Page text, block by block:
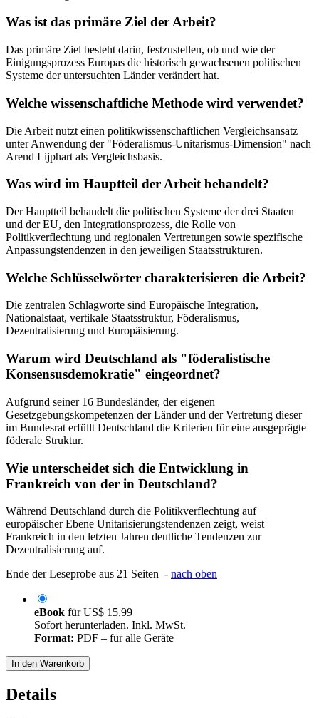
Was ist das primäre Ziel der Arbeit?
Das primäre Ziel besteht darin, festzustellen, ob und wie der
Einigungsprozess Europas die historisch gewachsenen politischen
Systeme der untersuchten Länder verändert hat.
Welche wissenschaftliche Methode wird verwendet?
Die Arbeit nutzt einen politikwissenschaftlichen Vergleichsansatz
unter Anwendung der "Föderalismus-Unitarismus-Dimension" nach
Arend Lijphart als Vergleichsbasis.
Was wird im Hauptteil der Arbeit behandelt?
Der Hauptteil behandelt die politischen Systeme der drei Staaten
und der EU, den Integrationsprozess, die Rolle von
Politikverflechtung und regionalen Vertretungen sowie spezifische
Anpassungstendenzen in den jeweiligen Staatsstrukturen.
Welche Schlüsselwörter charakterisieren die Arbeit?
Die zentralen Schlagworte sind Europäische Integration,
Nationalstaat, vertikale Staatsstruktur, Föderalismus,
Dezentralisierung und Europäisierung.
Warum wird Deutschland als "föderalistische
Konsensusdemokratie" eingeordnet?
Aufgrund seiner 16 Bundesländer, der eigenen
Gesetzgebungskompetenzen der Länder und der Vertretung dieser
im Bundesrat erfüllt Deutschland die Kriterien für eine ausgeprägte
föderale Struktur.
Wie unterscheidet sich die Entwicklung in
Frankreich von der in Deutschland?
Während Deutschland durch die Politikverflechtung auf
europäischer Ebene Unitarisierungstendenzen zeigt, weist
Frankreich in den letzten Jahren deutliche Tendenzen zur
Dezentralisierung auf.
Ende der Leseprobe aus 21 Seiten - nach oben
eBook fürUS$ 15,99
Sofort herunterladen. Inkl. MwSt.
Format: PDF – für alle Geräte
In den Warenkorb
Details